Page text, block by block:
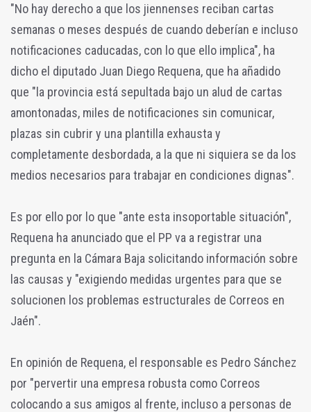
"No hay derecho a que los jiennenses reciban cartas
semanas o meses después de cuando deberían e incluso
notificaciones caducadas, con lo que ello implica", ha
dicho el diputado Juan Diego Requena, que ha añadido
que "la provincia está sepultada bajo un alud de cartas
amontonadas, miles de notificaciones sin comunicar,
plazas sin cubrir y una plantilla exhausta y
completamente desbordada, a la que ni siquiera se da los
medios necesarios para trabajar en condiciones dignas".
Es por ello por lo que "ante esta insoportable situación",
Requena ha anunciado que el PP va a registrar una
pregunta en la Cámara Baja solicitando información sobre
las causas y "exigiendo medidas urgentes para que se
solucionen los problemas estructurales de Correos en
Jaén".
En opinión de Requena, el responsable es Pedro Sánchez
por "pervertir una empresa robusta como Correos
colocando a sus amigos al frente, incluso a personas de